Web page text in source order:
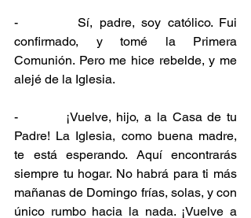
-         Sí, padre, soy católico. Fui
confirmado, y tomé la Primera
Comunión. Pero me hice rebelde, y me
alejé de la Iglesia.
-         ¡Vuelve, hijo, a la Casa de tu
Padre! La Iglesia, como buena madre,
te está esperando. Aquí encontrarás
siempre tu hogar. No habrá para ti más
mañanas de Domingo frías, solas, y con
único rumbo hacia la nada. ¡Vuelve a